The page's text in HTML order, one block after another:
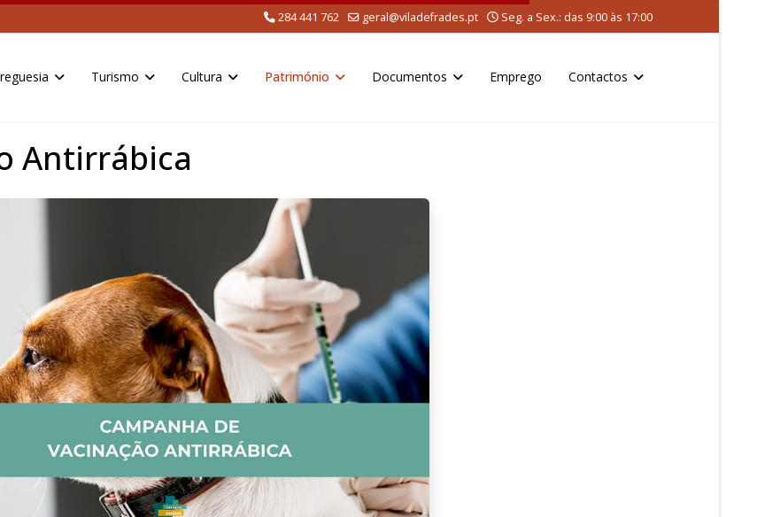
284 441 762 geral@viladefrades.pt Seg. a Sex.: das 9:00 às 17:00
Turismo Cultura Património Documentos Emprego Contactos
Antirrábica